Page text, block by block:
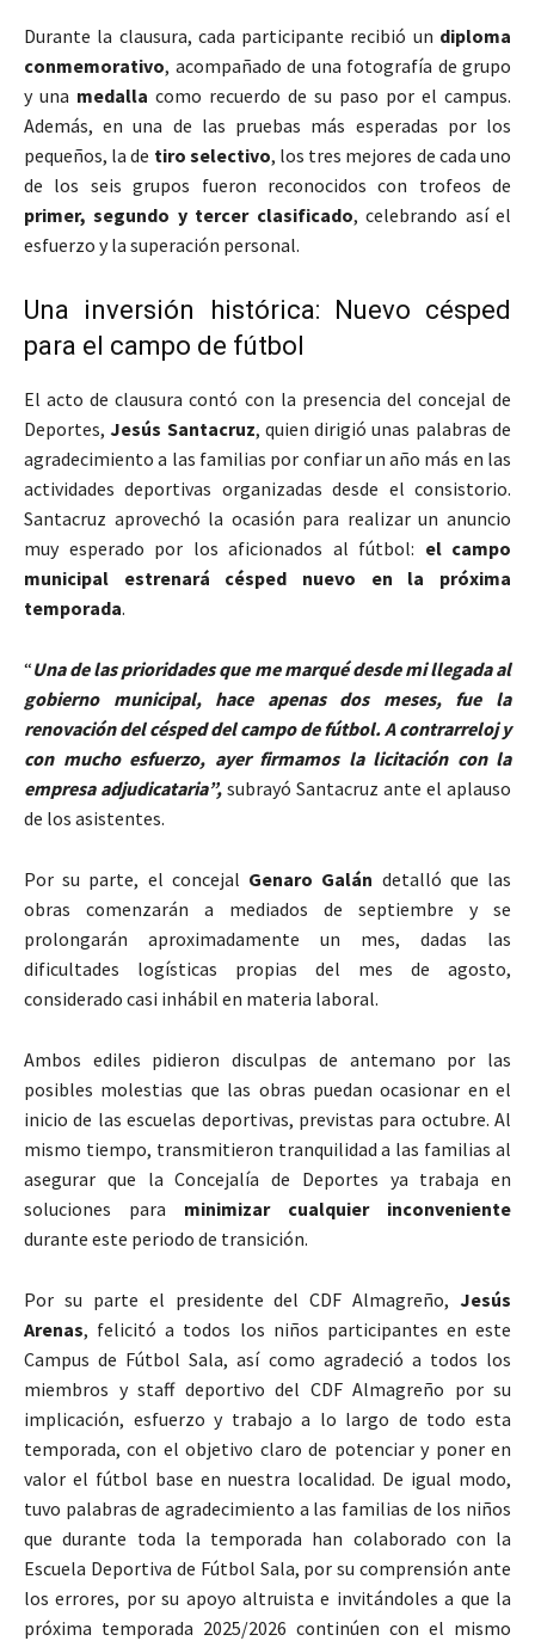
Durante la clausura, cada participante recibió un diploma
conmemorativo, acompañado de una fotografía de grupo
y una medalla como recuerdo de su paso por el campus.
Además, en una de las pruebas más esperadas por los
pequeños, la de tiro selectivo, los tres mejores de cada uno
de los seis grupos fueron reconocidos con trofeos de
primer, segundo y tercer clasificado, celebrando así el
esfuerzo y la superación personal.
Una inversión histórica: Nuevo césped
para el campo de fútbol
El acto de clausura contó con la presencia del concejal de
Deportes,Jesús Santacruz, quien dirigió unas palabras de
agradecimiento a las familias por confiar un año más en las
actividades deportivas organizadas desde el consistorio.
Santacruz aprovechó la ocasión para realizar un anuncio
muy esperado por los aficionados al fútbol: el campo
municipal estrenará césped nuevo en la próxima
temporada.
“Una de las prioridades que me marqué desde mi llegada al
gobierno municipal, hace apenas dos meses, fue la
renovación del césped del campo de fútbol. A contrarreloj y
con mucho esfuerzo, ayer firmamos la licitación con la
empresa adjudicataria”, subrayó Santacruz ante el aplauso
de los asistentes.
Por su parte, el concejal Genaro Galán detalló que las
obras comenzarán a mediados de septiembre y se
prolongarán aproximadamente un mes, dadas las
dificultades logísticas propias del mes de agosto,
considerado casi inhábil en materia laboral.
Ambos ediles pidieron disculpas de antemano por las
posibles molestias que las obras puedan ocasionar en el
inicio de las escuelas deportivas, previstas para octubre. Al
mismo tiempo, transmitieron tranquilidad a las familias al
asegurar que la Concejalía de Deportes ya trabaja en
soluciones para minimizar cualquier inconveniente
durante este periodo de transición.
Por su parte el presidente del CDF Almagreño, Jesús
Arenas, felicitó a todos los niños participantes en este
Campus de Fútbol Sala, así como agradeció a todos los
miembros y staff deportivo del CDF Almagreño por su
implicación, esfuerzo y trabajo a lo largo de todo esta
temporada, con el objetivo claro de potenciar y poner en
valor el fútbol base en nuestra localidad. De igual modo,
tuvo palabras de agradecimiento a las familias de los niños
que durante toda la temporada han colaborado con la
Escuela Deportiva de Fútbol Sala, por su comprensión ante
los errores, por su apoyo altruista e invitándoles a que la
próxima temporada 2025/2026 continúen con el mismo